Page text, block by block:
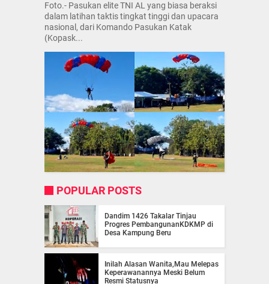
Foto.- Pasukan elite TNI AL yang biasa beraksi
dalam latihan taktis tingkat tinggi dan upacara
nasional, dari Komando Pasukan Katak
(Kopask...
POPULAR POSTS
Dandim 1426 Takalar Tinjau
Progres PembangunanKDKMP di
Desa Kampung Beru
Inilah Alasan Wanita,Mau Melepas
Keperawanannya Meski Belum
Resmi Statusnya